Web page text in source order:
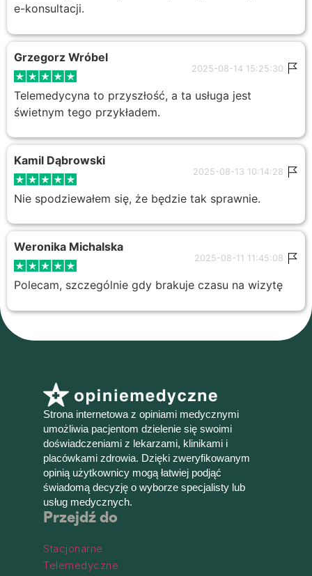
e-konsultacji.
Grzegorz Wróbel
2025-08-14 15:25:30
Telemedycyna to przyszłość, a ta usługa jest
świetnym tego przykładem.
Kamil Dąbrowski
2025-08-13 10:14:28
Nie spodziewałem się, że będzie tak sprawnie.
Weronika Michalska
2025-08-11 11:45:08
Polecam, szczególnie gdy brakuje czasu na wizytę
Strona internetowa z opiniami medycznymi
umożliwia pacjentom dzielenie się swoimi
doświadczeniami z lekarzami, klinikami i
placówkami zdrowia. Dzięki zweryfikowanym
opinią użytkownicy mogą łatwiej podjąć
świadomą decyzję o wyborze specjalisty lub
usług medycznych.
Przejdź do
Stacjonarne
Telemedyczne